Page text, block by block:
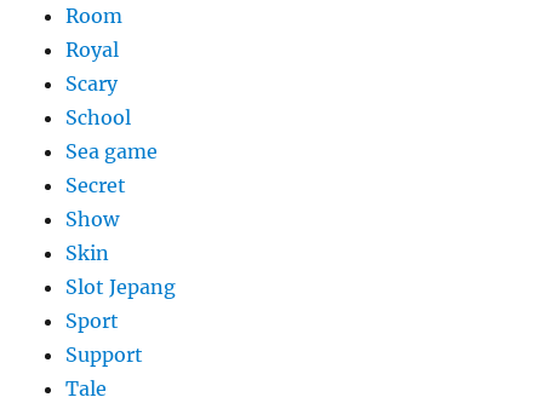
Room
Royal
Scary
School
Sea game
Secret
Show
Skin
Slot Jepang
Sport
Support
Tale